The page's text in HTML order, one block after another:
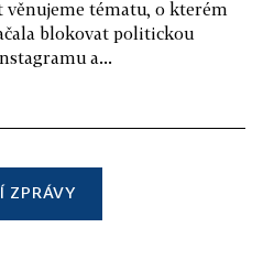
věnujeme tématu, o kterém
blokovat politickou
a...
ZPRÁVY